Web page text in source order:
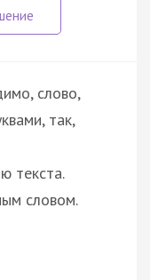
слово,
так,
текста.
словом.